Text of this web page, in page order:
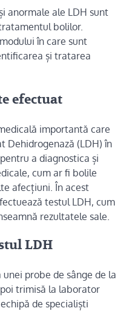
anormale ale LDH sunt
bolilor.
în care sunt
și tratarea
efectuat
importantă care
Dehidrogenază (LDH) în
a diagnostica și
cum ar fi bolile
afecțiuni. În acest
testul LDH, cum
rezultatele sale.
LDH
probe de sânge de la
trimisă la laborator
de specialiști